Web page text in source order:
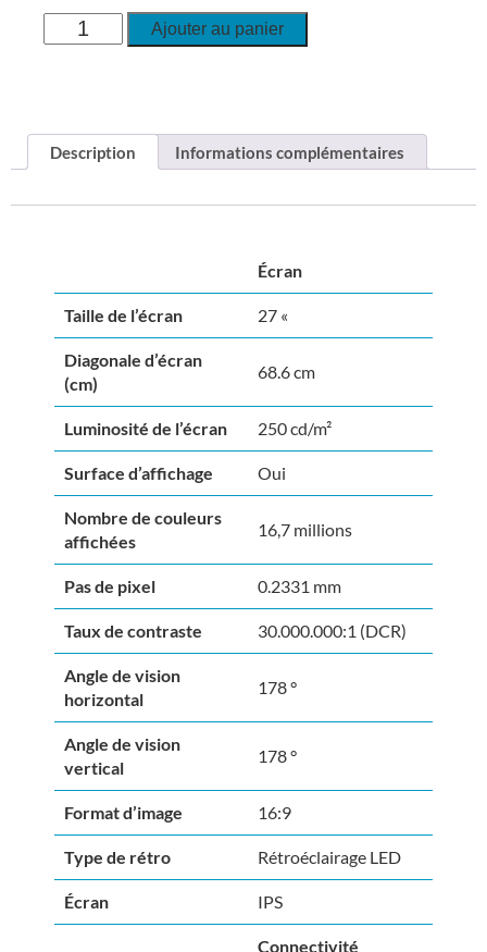
Ajouter au panier
Description Informations complémentaires
Écran
Taille de l’écran 27 «
Diagonale d’écran
(cm)
68.6 cm
Luminosité de l’écran 250 cd/m²
Surface d’affichage Oui
Nombre de couleurs
affichées
16,7 millions
Pas de pixel 0.2331 mm
Taux de contraste 30.000.000:1 (DCR)
Angle de vision
horizontal
178 °
Angle de vision
vertical
178 °
Format d’image 16:9
Type de rétro Rétroéclairage LED
Écran IPS
Connectivité